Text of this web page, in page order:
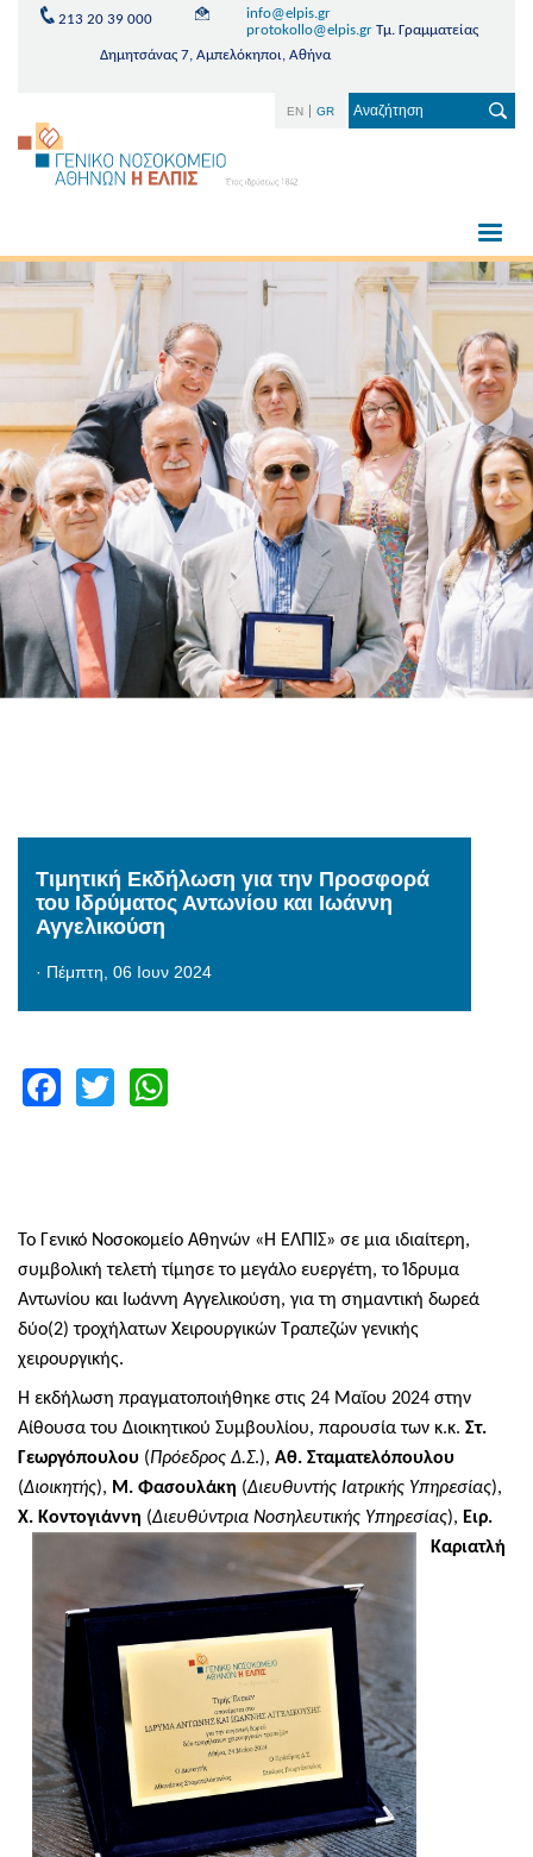
213 20 39 000
info@elpis.gr
protokollo@elpis.grΤμ. Γραμματείας
Δημητσάνας 7, Αμπελόκηποι, Αθήνα
EN GR
Τιμητική Εκδήλωση για την Προσφορά
του Ιδρύματος Αντωνίου και Ιωάννη
Αγγελικούση
· Πέμπτη, 06 Ιουν 2024
Facebook
Twitter
Το Γενικό Νοσοκομείο Αθηνών «Η ΕΛΠΙΣ» σε μια ιδιαίτερη,
συμβολική τελετή τίμησε το μεγάλο ευεργέτη, το Ίδρυμα
Αντωνίου και Ιωάννη Αγγελικούση, για τη σημαντική δωρεά
δύο(2) τροχήλατων Χειρουργικών Τραπεζών γενικής
χειρουργικής.
Η εκδήλωση πραγματοποιήθηκε στις 24 Μαΐου 2024 στην
Αίθουσα του Διοικητικού Συμβουλίου, παρουσία των κ.κ. Στ.
Γεωργόπουλου (Πρόεδρος Δ.Σ.), Αθ. Σταματελόπουλου
(Διοικητής), Μ. Φασουλάκη (Διευθυντής Ιατρικής Υπηρεσίας),
Χ. Κοντογιάννη (Διευθύντρια Νοσηλευτικής Υπηρεσίας), Ειρ.
Καριατλή